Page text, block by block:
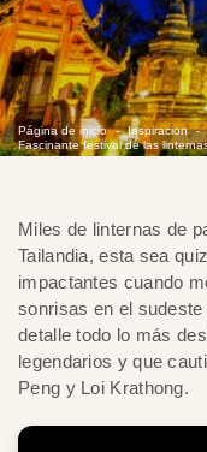
Página de inicio
Inspiracion
Fascinante festival de las
Miles de linternas de
Tailandia, esta sea
impactantes cuando
sonrisas en el
detalle todo lo más
legendarios y que
Peng y Loi Krathong.